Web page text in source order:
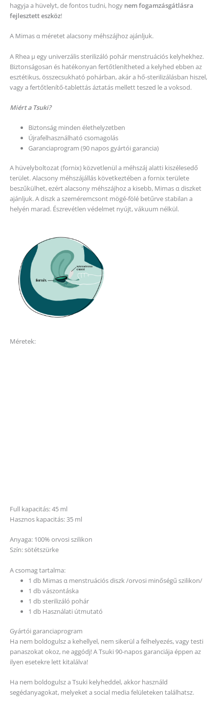
hagyja a hüvelyt, de fontos tudni, hogy nem fogamzásgátlásra
fejlesztett eszköz!
A Mimas α méretet alacsony méhszájhoz ajánljuk.
A Rhea μ egy univerzális sterilizáló pohár menstruációs kelyhekhez.
Biztonságosan és hatékonyan fertőtlenítheted a kelyhed ebben az
esztétikus, összecsukható pohárban, akár a hő-sterilizálásban hiszel,
vagy a fertőtlenítő-tablettás áztatás mellett teszed le a voksod.
Miért a Tsuki?
Biztonság minden élethelyzetben
Újrafelhasználható csomagolás
Garanciaprogram (90 napos gyártói garancia)
A hüvelyboltozat (fornix) közvetlenül a méhszáj alatti kiszélesedő
terület. Alacsony méhszájállás következtében a fornix területe
beszűkülhet, ezért alacsony méhszájhoz a kisebb, Mimas α diszket
ajánljuk. A diszk a szeméremcsont mögé-fölé betűrve stabilan a
helyén marad. Észrevétlen védelmet nyújt, vákuum nélkül.
Méretek:
Full kapacitás: 45 ml
Hasznos kapacitás: 35 ml
Anyaga: 100% orvosi szilikon
Szín: sötétszürke
A csomag tartalma:
1 db Mimas α menstruációs diszk /orvosi minőségű szilikon/
1 db vászontáska
1 db sterilizáló pohár
1 db Használati útmutató
Gyártói garanciaprogram
Ha nem boldogulsz a kehellyel, nem sikerül a felhelyezés, vagy testi
panaszokat okoz, ne aggódj! A Tsuki 90-napos garanciája éppen az
ilyen esetekre lett kitalálva!
Ha nem boldogulsz a Tsuki kelyheddel, akkor használd
segédanyagokat, melyeket a social media felületeken találhatsz.